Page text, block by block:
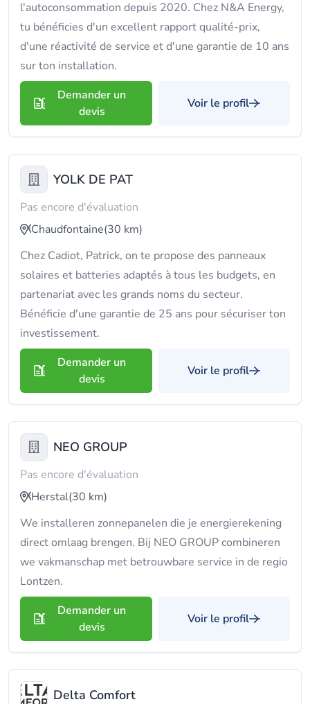
l'autoconsommation depuis 2020. Chez N&A Energy,
tu bénéficies d'un excellent rapport qualité-prix,
d'une réactivité de service et d'une garantie de 10 ans
sur ton installation.
Demander un
devis
Voir le profil
YOLK DE PAT
Pas encore d'évaluation
Chaudfontaine(30 km)
Chez Cadiot, Patrick, on te propose des panneaux
solaires et batteries adaptés à tous les budgets, en
partenariat avec les grands noms du secteur.
Bénéficie d'une garantie de 25 ans pour sécuriser ton
investissement.
Demander un
devis
Voir le profil
NEO GROUP
Pas encore d'évaluation
Herstal(30 km)
We installeren zonnepanelen die je energierekening
direct omlaag brengen. Bij NEO GROUP combineren
we vakmanschap met betrouwbare service in de regio
Lontzen.
Demander un
devis
Voir le profil
Delta Comfort